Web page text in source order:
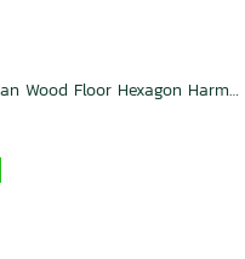
Artisan Wood Floor Hexagon Harmony